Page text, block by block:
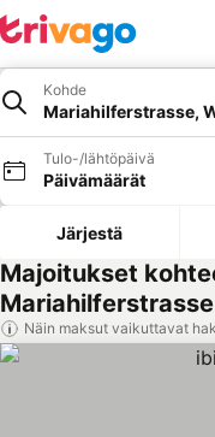
Kohde
Mariahilferstrasse,
Tulo-/lähtöpäivä
Päivämäärät
Järjestä
Majoitukset
Näin maksut vaikuttavat